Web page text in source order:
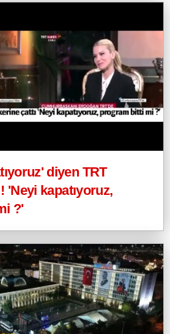
diyen TRT
'Neyi kapatıyoruz,
?'